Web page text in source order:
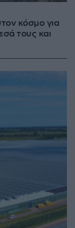
κόσμο για
τους και